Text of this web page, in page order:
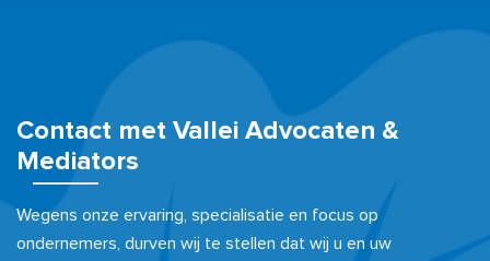
Contact met Vallei Advocaten &
Mediators
Wegens onze ervaring, specialisatie en focus op
ondernemers, durven wij te stellen dat wij u en uw